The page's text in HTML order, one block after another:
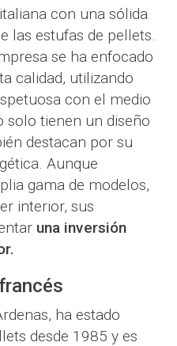
con una sólida
las estufas de pellets.
se ha enfocado
calidad, utilizando
con el medio
solo tienen un diseño
destacan por su
Aunque
gama de modelos,
interior, sus
una inversión
ha estado
desde 1985 y es